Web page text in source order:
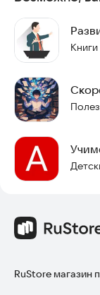
Книги
RuStore магазин